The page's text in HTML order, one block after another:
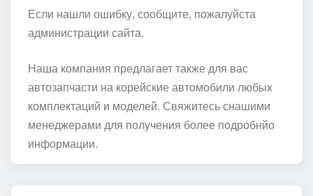
Если нашли ошибку, сообщите, пожалуйста
администрации сайта.
Наша компания предлагает также для вас
автозапчасти на корейские автомобили любых
комплектаций и моделей. Свяжитесь снашими
менеджерами для получения более подробнйо
информации.